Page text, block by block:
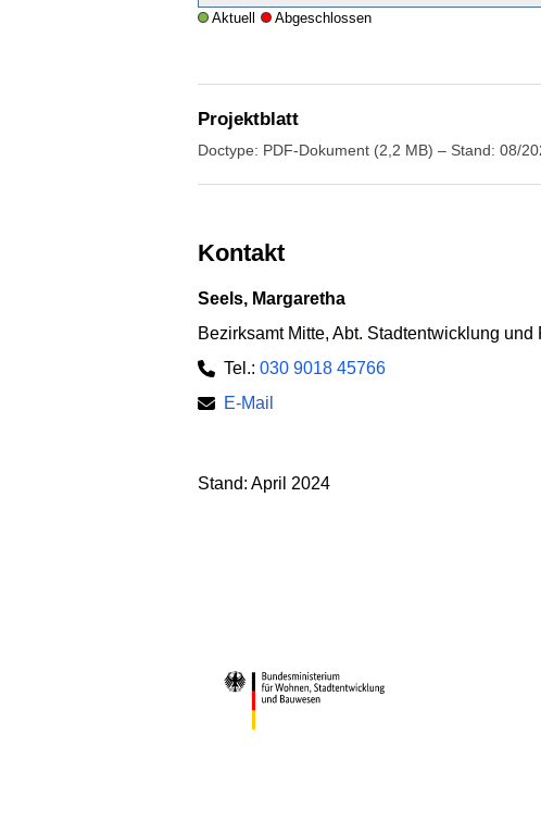
Aktuell Abgeschlossen
Projektblatt
Doctype: PDF-Dokument (2,2 MB) – Stand: 08/
Kontakt
Seels, Margaretha
Bezirksamt Mitte, Abt. Stadtentwicklung
Tel.: 030 9018 45766
E-Mail
Stand: April 2024